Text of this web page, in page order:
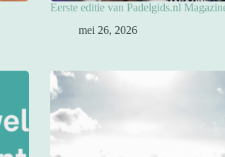
Eerste editie van Padelgids.nl
mei 26, 2026